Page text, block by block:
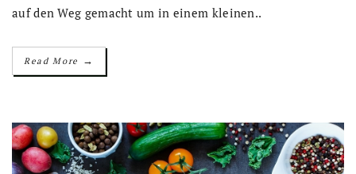
auf den Weg gemacht um in einem kleinen..
Read More →